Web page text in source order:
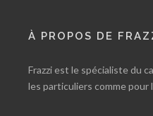
À PROPOS DE
Frazzi est le spécialiste du
les particuliers comme pour